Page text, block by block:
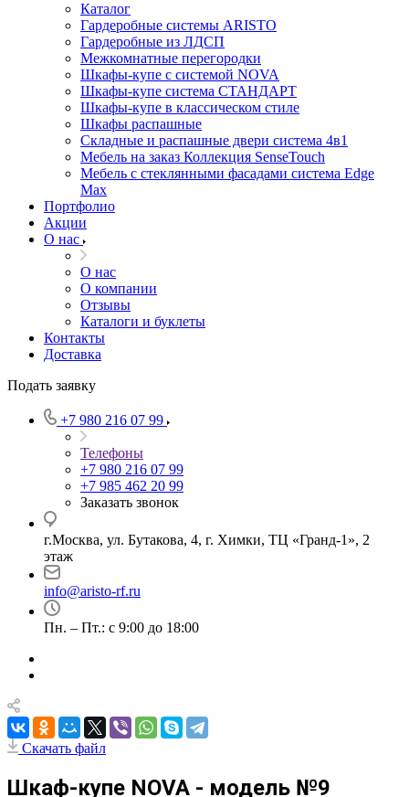
Каталог
Гардеробные системы ARISTO
Гардеробные из ЛДСП
Межкомнатные перегородки
Шкафы-купе с системой NOVA
Шкафы-купе система СТАНДАРТ
Шкафы-купе в классическом стиле
Шкафы распашные
Складные и распашные двери система 4в1
Мебель на заказ Коллекция SenseTouch
Мебель с стеклянными фасадами система Edge
Max
Портфолио
Акции
О нас
О нас
О компании
Отзывы
Каталоги и буклеты
Контакты
Доставка
Подать заявку
+7 980 216 07 99
Телефоны
+7 980 216 07 99
+7 985 462 20 99
Заказать звонок
г.Москва, ул. Бутакова, 4, г. Химки, ТЦ «Гранд-1», 2
этаж
info@aristo-rf.ru
Пн. – Пт.: с 9:00 до 18:00
Скачать файл
Шкаф-купе NOVA - модель №9